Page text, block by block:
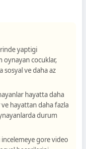
yaptigi
oynayan cocuklar,
sosyal ve daha az
hayatta daha
hayattan daha fazla
durum
gore video